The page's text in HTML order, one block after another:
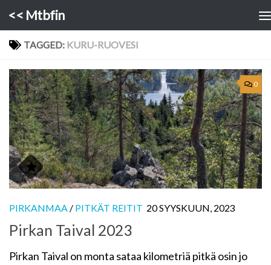
Skip to content
<< Mtbfin
TAGGED: KURU-RUOVESI
0
PIRKANMAA / PITKÄT REITIT 20 SYYSKUUN, 2023
Pirkan Taival 2023
Pirkan Taival on monta sataa kilometriä pitkä osin jo